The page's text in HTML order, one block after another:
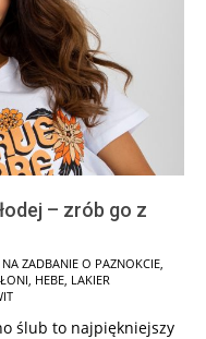
– zrób go z
ZADBANIE O PAZNOKCIE
HEBE LAKIER
ślub to najpiękniejszy